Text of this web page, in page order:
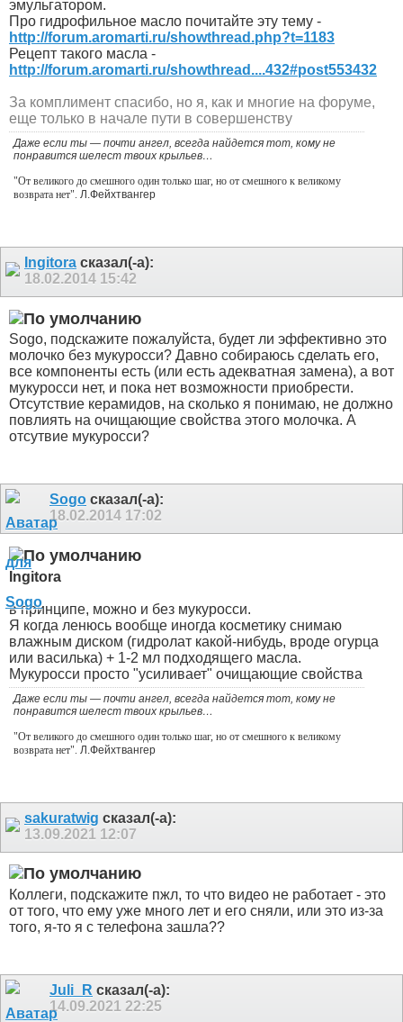
эмульгатором.
Про гидрофильное масло почитайте эту тему -
http://forum.aromarti.ru/showthread.php?t=1183
Рецепт такого масла -
http://forum.aromarti.ru/showthread....432#post553432
За комплимент спасибо, но я, как и многие на форуме,
еще только в начале пути в совершенству
Даже если ты — почти ангел, всегда найдется тот, кому не
понравится шелест твоих крыльев…
"От великого до смешного один только шаг, но от смешного к великому
возврата нет". Л.Фейхтвангер
Ingitora сказал(-а):
18.02.2014 15:42
Sogo, подскажите пожалуйста, будет ли эффективно это
молочко без мукуросси? Давно собираюсь сделать его,
все компоненты есть (или есть адекватная замена), а вот
мукуросси нет, и пока нет возможности приобрести.
Отсутствие керамидов, на сколько я понимаю, не должно
повлиять на очищающие свойства этого молочка. А
отсутвие мукуросси?
Sogo сказал(-а):
18.02.2014 17:02
Ingitora
в принципе, можно и без мукуросси.
Я когда ленюсь вообще иногда косметику снимаю
влажным диском (гидролат какой-нибудь, вроде огурца
или василька) + 1-2 мл подходящего масла.
Мукуросси просто "усиливает" очищающие свойства
Даже если ты — почти ангел, всегда найдется тот, кому не
понравится шелест твоих крыльев…
"От великого до смешного один только шаг, но от смешного к великому
возврата нет". Л.Фейхтвангер
sakuratwig сказал(-а):
13.09.2021 12:07
Коллеги, подскажите пжл, то что видео не работает - это
от того, что ему уже много лет и его сняли, или это из-за
того, я-то я с телефона зашла??
Juli_R сказал(-а):
14.09.2021 22:25